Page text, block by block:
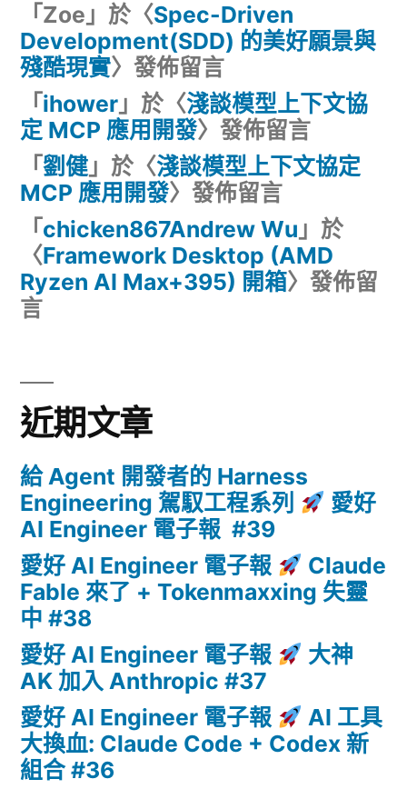
「 Zoe 」於〈Spec-Driven
Development(SDD) 的美好願景與
殘酷現實〉發佈留言
「 ihower 」於〈淺談模型上下文協
定 MCP 應用開發〉發佈留言
「 劉健」於〈淺談模型上下文協定
MCP 應用開發〉發佈留言
「 chicken867Andrew Wu 」於
〈Framework Desktop (AMD
Ryzen AI Max+395) 開箱〉發佈留
言
近期文章
給 Agent 開發者的 Harness
Engineering 駕馭工程系列
愛好
AI Engineer 電子報 #39
愛好 AI Engineer 電子報
Claude
Fable 來了 + Tokenmaxxing 失靈
中 #38
愛好 AI Engineer 電子報
大神
AK 加入 Anthropic #37
愛好 AI Engineer 電子報
AI 工具
大換血: Claude Code + Codex 新
組合 #36